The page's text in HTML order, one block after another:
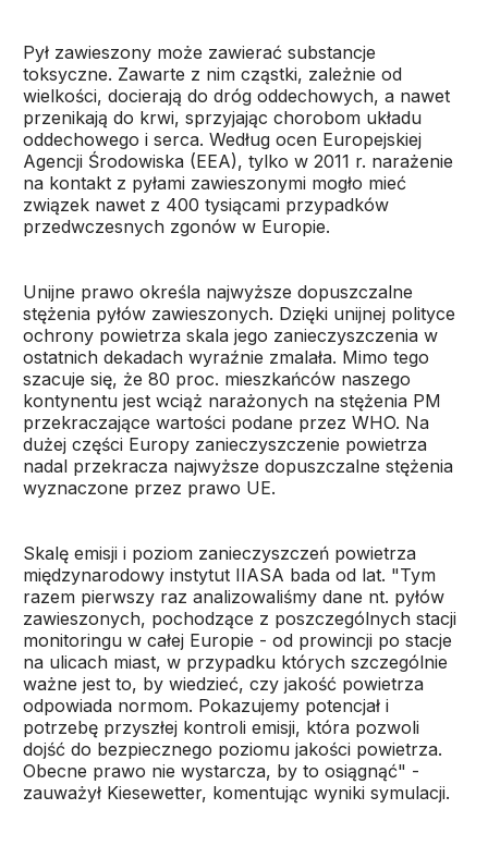
Pył zawieszony może zawierać substancje
toksyczne. Zawarte z nim cząstki, zależnie od
wielkości, docierają do dróg oddechowych, a nawet
przenikają do krwi, sprzyjając chorobom układu
oddechowego i serca. Według ocen Europejskiej
Agencji Środowiska (EEA), tylko w 2011 r. narażenie
na kontakt z pyłami zawieszonymi mogło mieć
związek nawet z 400 tysiącami przypadków
przedwczesnych zgonów w Europie.
Unijne prawo określa najwyższe dopuszczalne
stężenia pyłów zawieszonych. Dzięki unijnej polityce
ochrony powietrza skala jego zanieczyszczenia w
ostatnich dekadach wyraźnie zmalała. Mimo tego
szacuje się, że 80 proc. mieszkańców naszego
kontynentu jest wciąż narażonych na stężenia PM
przekraczające wartości podane przez WHO. Na
dużej części Europy zanieczyszczenie powietrza
nadal przekracza najwyższe dopuszczalne stężenia
wyznaczone przez prawo UE.
Skalę emisji i poziom zanieczyszczeń powietrza
międzynarodowy instytut IIASA bada od lat. "Tym
razem pierwszy raz analizowaliśmy dane nt. pyłów
zawieszonych, pochodzące z poszczególnych stacji
monitoringu w całej Europie - od prowincji po stacje
na ulicach miast, w przypadku których szczególnie
ważne jest to, by wiedzieć, czy jakość powietrza
odpowiada normom. Pokazujemy potencjał i
potrzebę przyszłej kontroli emisji, która pozwoli
dojść do bezpiecznego poziomu jakości powietrza.
Obecne prawo nie wystarcza, by to osiągnąć" -
zauważył Kiesewetter, komentując wyniki symulacji.